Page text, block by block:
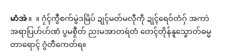
မာံအဲ ။ ။ ဂၠံၚ်ကွဳစက်မွဲဒမြိပ် ဍုၚ်မတ်မလီုကဵု ဍုၚ်ရေဝ်တံဂှ် အကာဲ
အရာပြဟ်ဟ်ဏံ ပွမစၟဳတ် ညးမအာတရဴတံ တေၚ်တိုန်နူသၞောတ်ဓမ္မ
တာရောၚ် ဂွံတီကေတ်ရ။